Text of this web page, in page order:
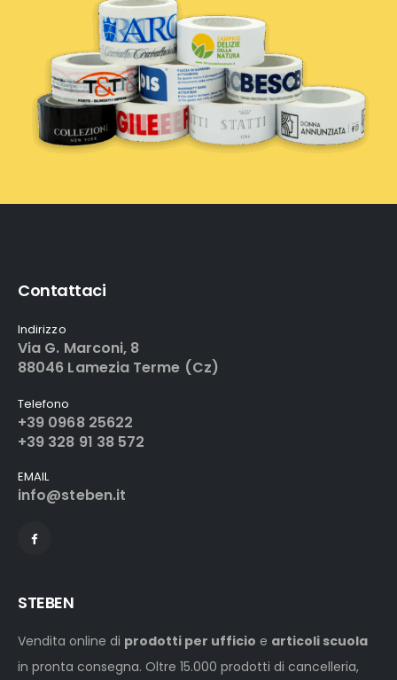
Contattaci
Indirizzo
Via G. Marconi, 8
88046 Lamezia Terme (Cz)
Telefono
+39 0968 25622
+39 328 91 38 572
EMAIL
info@steben.it
STEBEN
Vendita online di prodotti per ufficio e articoli scuola
in pronta consegna. Oltre 15.000 prodotti di cancelleria,